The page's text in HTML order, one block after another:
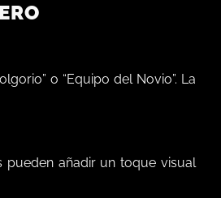
o “Equipo del Novio”. La
pueden añadir un toque visual